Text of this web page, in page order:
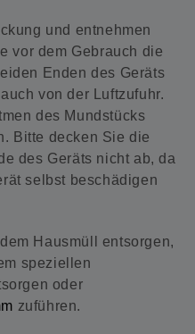
und entnehmen
vor dem Gebrauch die
Enden des Geräts
von der Luftzufuhr.
des Mundstücks
Bitte decken Sie die
des Geräts nicht ab, da
selbst beschädigen
Hausmüll entsorgen,
speziellen
oder
zuführen.